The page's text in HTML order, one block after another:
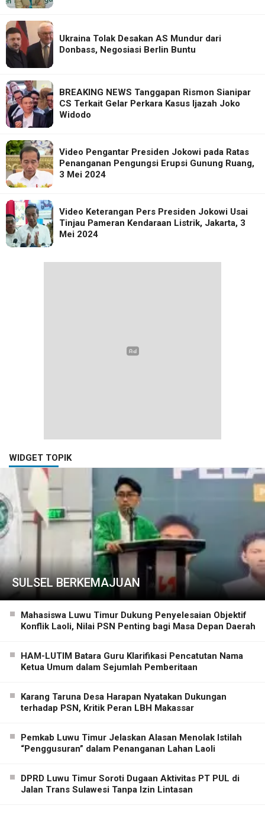
Ukraina Tolak Desakan AS Mundur dari
Donbass, Negosiasi Berlin Buntu
BREAKING NEWS Tanggapan Rismon Sianipar
CS Terkait Gelar Perkara Kasus Ijazah Joko
Widodo
Video Pengantar Presiden Jokowi pada Ratas
Penanganan Pengungsi Erupsi Gunung Ruang,
3 Mei 2024
Video Keterangan Pers Presiden Jokowi Usai
Tinjau Pameran Kendaraan Listrik, Jakarta, 3
Mei 2024
WIDGET TOPIK
SULSEL BERKEMAJUAN
Mahasiswa Luwu Timur Dukung Penyelesaian Objektif
Konflik Laoli, Nilai PSN Penting bagi Masa Depan Daerah
HAM-LUTIM Batara Guru Klarifikasi Pencatutan Nama
Ketua Umum dalam Sejumlah Pemberitaan
Karang Taruna Desa Harapan Nyatakan Dukungan
terhadap PSN, Kritik Peran LBH Makassar
Pemkab Luwu Timur Jelaskan Alasan Menolak Istilah
“Penggusuran” dalam Penanganan Lahan Laoli
DPRD Luwu Timur Soroti Dugaan Aktivitas PT PUL di
Jalan Trans Sulawesi Tanpa Izin Lintasan